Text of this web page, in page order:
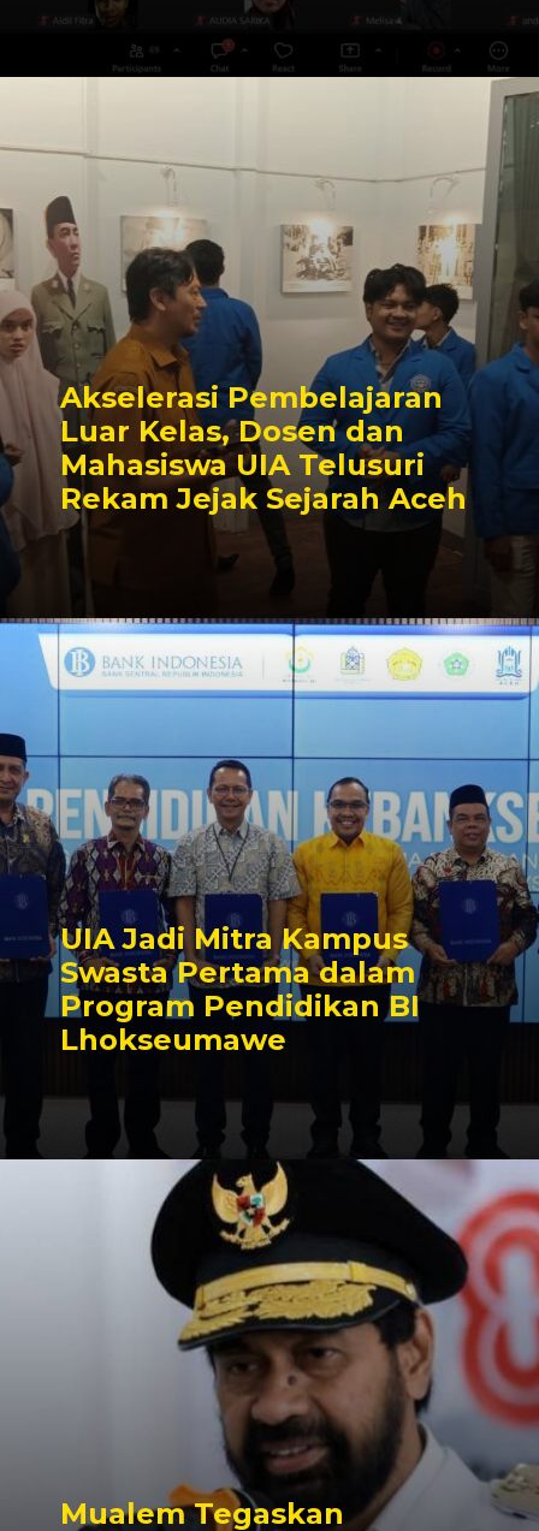
Akselerasi Pembelajaran
Luar Kelas, Dosen dan
Mahasiswa UIA Telusuri
Rekam Jejak Sejarah Aceh
UIA Jadi Mitra Kampus
Swasta Pertama dalam
Program Pendidikan BI
Lhokseumawe
Mualem Tegaskan